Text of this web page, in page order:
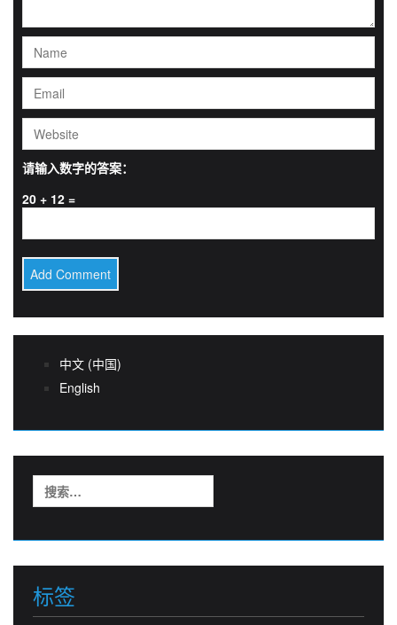
请输入数字的答案：
20 + 12 =
中文 (中国)
English
索：
标签